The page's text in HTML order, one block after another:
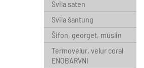
Svila saten
Svila šantung
Šifon, georget, muslin
Termovelur, velur coral
ENOBARVNI